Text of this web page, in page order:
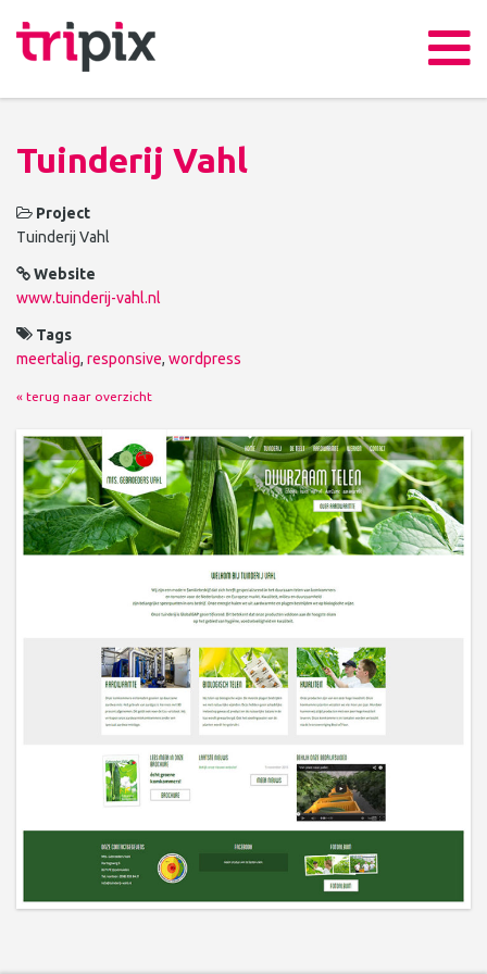
Tuinderij Vahl
Project
Tuinderij Vahl
Website
www.tuinderij-vahl.nl
Tags
meertalig, responsive, wordpress
« terug naar overzicht